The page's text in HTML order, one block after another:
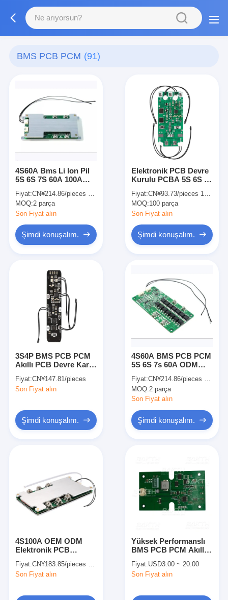
BMS PCB PCM (91)
4S60A Bms Li Ion Pil
5S 6S 7S 60A 100A
için
Fiyat:CN¥214.86/pieces 2-49 pieces
MOQ:2 parça
Son Fiyat alın
Şimdi konuşalım.
Elektronik PCB Devre
Kurulu PCBA 5S 6S 7s
için LiFePO4 Pil
Fiyat:CN¥93.73/pieces 100-999 pieces
MOQ:100 parça
Son Fiyat alın
Şimdi konuşalım.
3S4P BMS PCB PCM
Akıllı PCB Devre Kartı
İçin
Fiyat:CN¥147.81/pieces
Son Fiyat alın
Şimdi konuşalım.
4S60A BMS PCB PCM
5S 6S 7s 60A ODM
Lifepo4 Pil için
Fiyat:CN¥214.86/pieces 2-49 pieces
MOQ:2 parça
Son Fiyat alın
Şimdi konuşalım.
4S100A OEM ODM
Elektronik PCB
Paketi için Basılı Devre
Kartı Montajı
Fiyat:CN¥183.85/pieces 1-49 pieces
Son Fiyat alın
Yüksek Performanslı
BMS PCB PCM Akıllı
Paketi İçin
Fiyat:USD3.00 ~ 20.00
Son Fiyat alın